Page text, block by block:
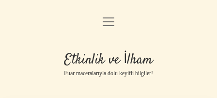
Anasayfa
Gizlilik Politikası
Yasal Uyarı
menüyü
Etkinlik ve İlham
Fuar maceralarıyla dolu keyifli bilgiler!